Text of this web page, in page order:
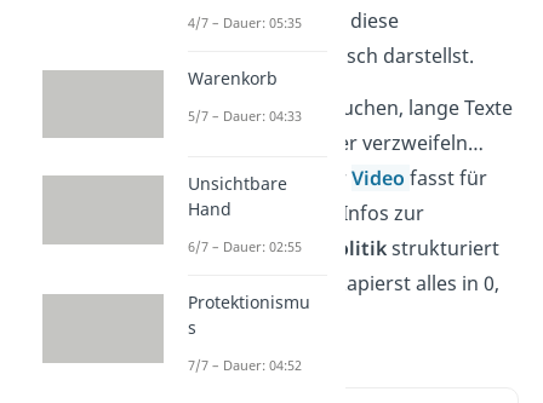
auswirkt und wie du diese
Veränderung graphisch darstellst.
Lernen heißt Infos suchen, lange Texte
lesen, verstehen oder verzweifeln…
Nicht bei uns! UnserVideo fasst für
dich alle relevanten Infos zur
expansiven Fiskalpolitikstrukturiert
zusammen und du kapierst alles in 0,
nichts!
4/7 – Dauer: 05:35
Warenkorb
5/7 – Dauer: 04:33
Unsichtbare
Hand
6/7 – Dauer: 02:55
Protektionismu
s
7/7 – Dauer: 04:52